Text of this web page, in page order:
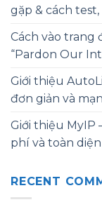
gặp & cách
Cách vào trang
“Pardon Our
Giới thiệu
đơn giản và
Giới thiệu MyIP
phí và toàn diện
RECENT